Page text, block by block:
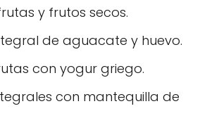
y frutos secos.
de aguacate y huevo.
con yogur griego.
con mantequilla de